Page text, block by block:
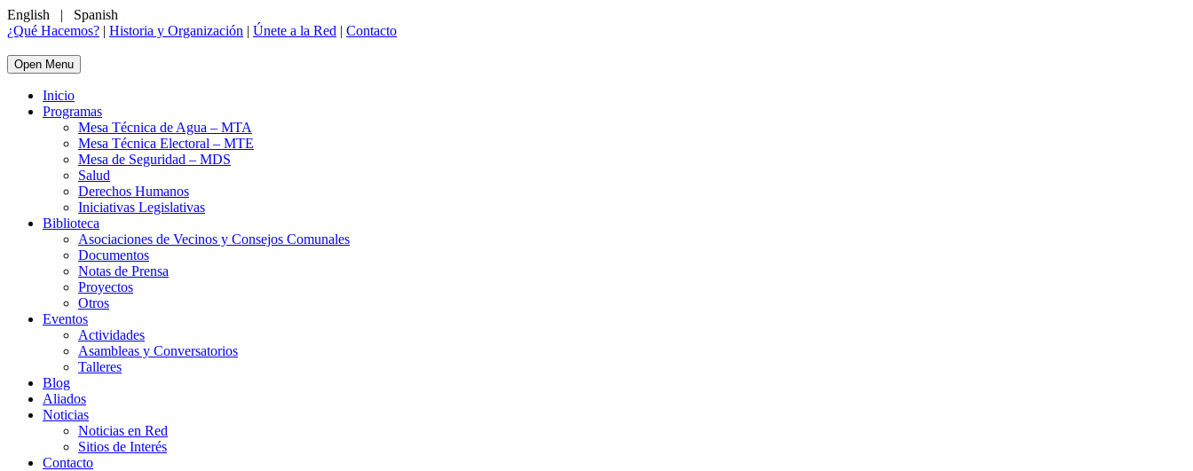
English |
Spanish
¿Qué Hacemos? | Historia y Organización | Únete a la Red | Contacto
Open Menu
Inicio
Programas
Mesa Técnica de Agua – MTA
Mesa Técnica Electoral – MTE
Mesa de Seguridad – MDS
Salud
Derechos Humanos
Iniciativas Legislativas
Biblioteca
Asociaciones de Vecinos y Consejos Comunales
Documentos
Notas de Prensa
Proyectos
Otros
Eventos
Actividades
Asambleas y Conversatorios
Talleres
Blog
Aliados
Noticias
Noticias en Red
Sitios de Interés
Contacto